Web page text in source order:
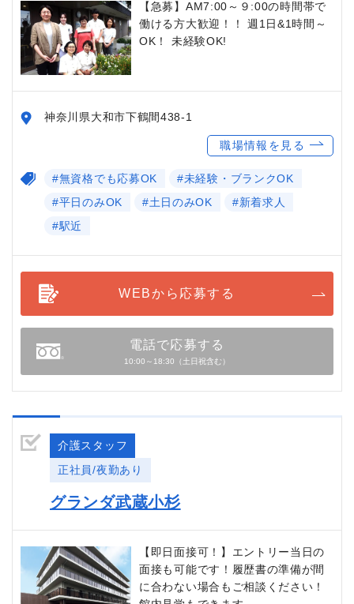
【急募】AM7:00～９:00の時間帯で
働ける方大歓迎！！ 週1日&1時間～
OK！ 未経験OK!
神奈川県大和市下鶴間438-1
職場情報を見る
#無資格でも応募OK
#未経験・ブランクOK
#平日のみOK
#土日のみOK
#新着求人
#駅近
WEBから応募する
電話で応募する
10:00～18:30（土日祝含む）
介護スタッフ
正社員/夜勤あり
グランダ武蔵小杉
【即日面接可！】エントリー当日の
面接も可能です！履歴書の準備が間
に合わない場合もご相談ください！